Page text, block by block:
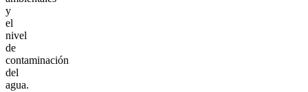
y
el
nivel
de
contaminación
del
agua.